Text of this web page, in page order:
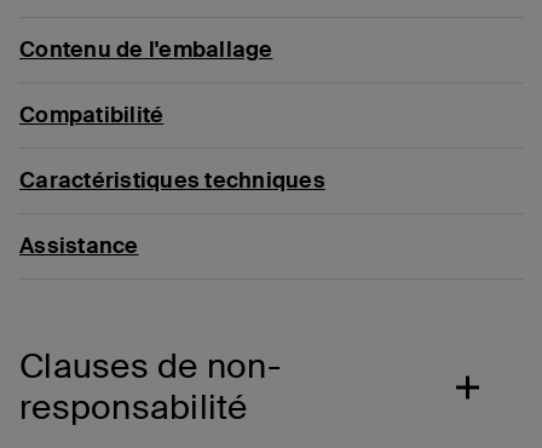
Contenu de l'emballage
Compatibilité
Caractéristiques techniques
Assistance
Clauses de non-
responsabilité